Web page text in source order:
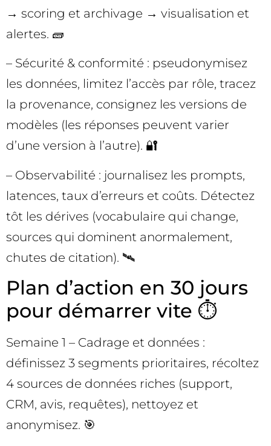
→ scoring et archivage → visualisation et
alertes. 🧱
– Sécurité & conformité : pseudonymisez
les données, limitez l’accès par rôle, tracez
la provenance, consignez les versions de
modèles (les réponses peuvent varier
d’une version à l’autre). 🔐
– Observabilité : journalisez les prompts,
latences, taux d’erreurs et coûts. Détectez
tôt les dérives (vocabulaire qui change,
sources qui dominent anormalement,
chutes de citation). 🛰️
Plan d’action en 30 jours
pour démarrer vite ⏱️
Semaine 1 – Cadrage et données :
définissez 3 segments prioritaires, récoltez
4 sources de données riches (support,
CRM, avis, requêtes), nettoyez et
anonymisez. 🎯